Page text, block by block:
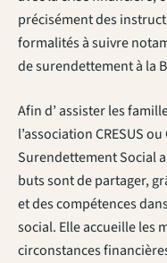
précisément des
formalités à suivre
de surendettement à la
Afin d’ assister les
l’association CRESUS
Surendettement Social
buts sont de partager,
et des compétences
social. Elle accueille les
circonstances